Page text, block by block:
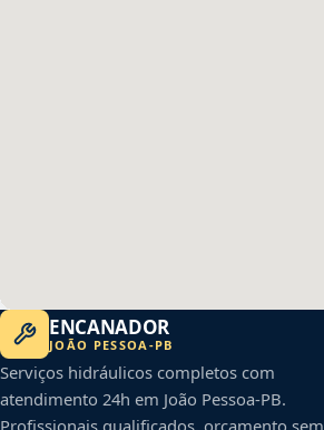
ENCANADOR
JOÃO PESSOA -PB
Serviços hidráulicos completos com
atendimento 24h em João Pessoa-PB.
Profissionais qualificados, orçamento sem